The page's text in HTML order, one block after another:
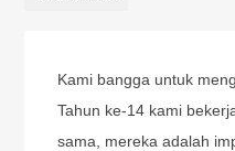
Kami bangga untuk
Tahun ke-14 kami
sama, mereka adalah